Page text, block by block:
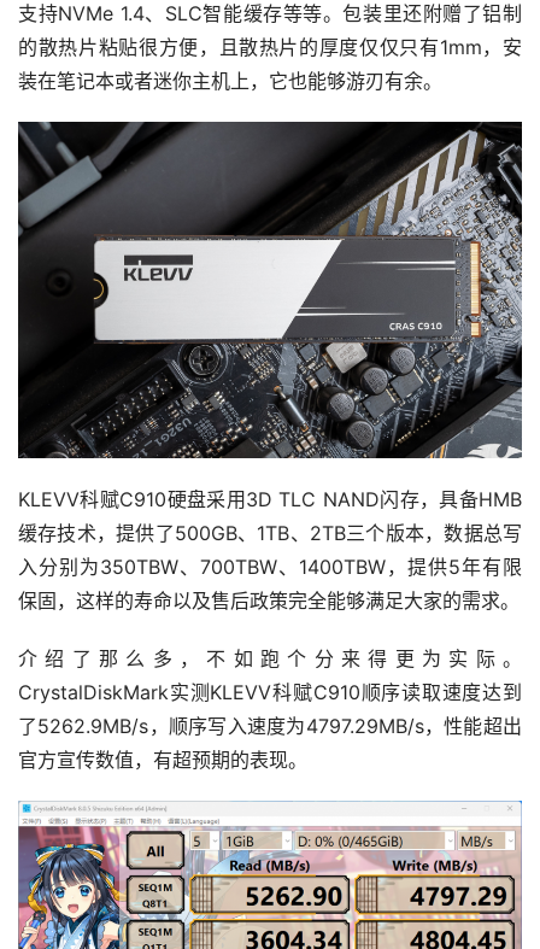
支持NVMe 1.4、SLC智能缓存等等。包装里还附赠了铝制
的散热片粘贴很方便，且散热片的厚度仅仅只有1mm，安
装在笔记本或者迷你主机上，它也能够游刃有余。
KLEVV科赋C910硬盘采用3D TLC NAND闪存，具备HMB
缓存技术，提供了500GB、1TB、2TB三个版本，数据总写
入分别为350TBW、700TBW、1400TBW，提供5年有限
保固，这样的寿命以及售后政策完全能够满足大家的需求。
介绍了那么多，不如跑个分来得更为实际。
CrystalDiskMark实测KLEVV科赋C910顺序读取速度达到
了5262.9MB/s，顺序写入速度为4797.29MB/s，性能超出
官方宣传数值，有超预期的表现。